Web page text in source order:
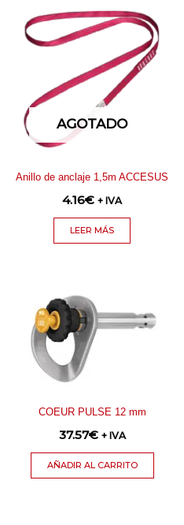
AGOTADO
Anillo de anclaje 1,5m ACCESUS
4.16€ + IVA
LEER MÁS
COEUR PULSE 12 mm
37.57€ + IVA
AÑADIR AL CARRITO